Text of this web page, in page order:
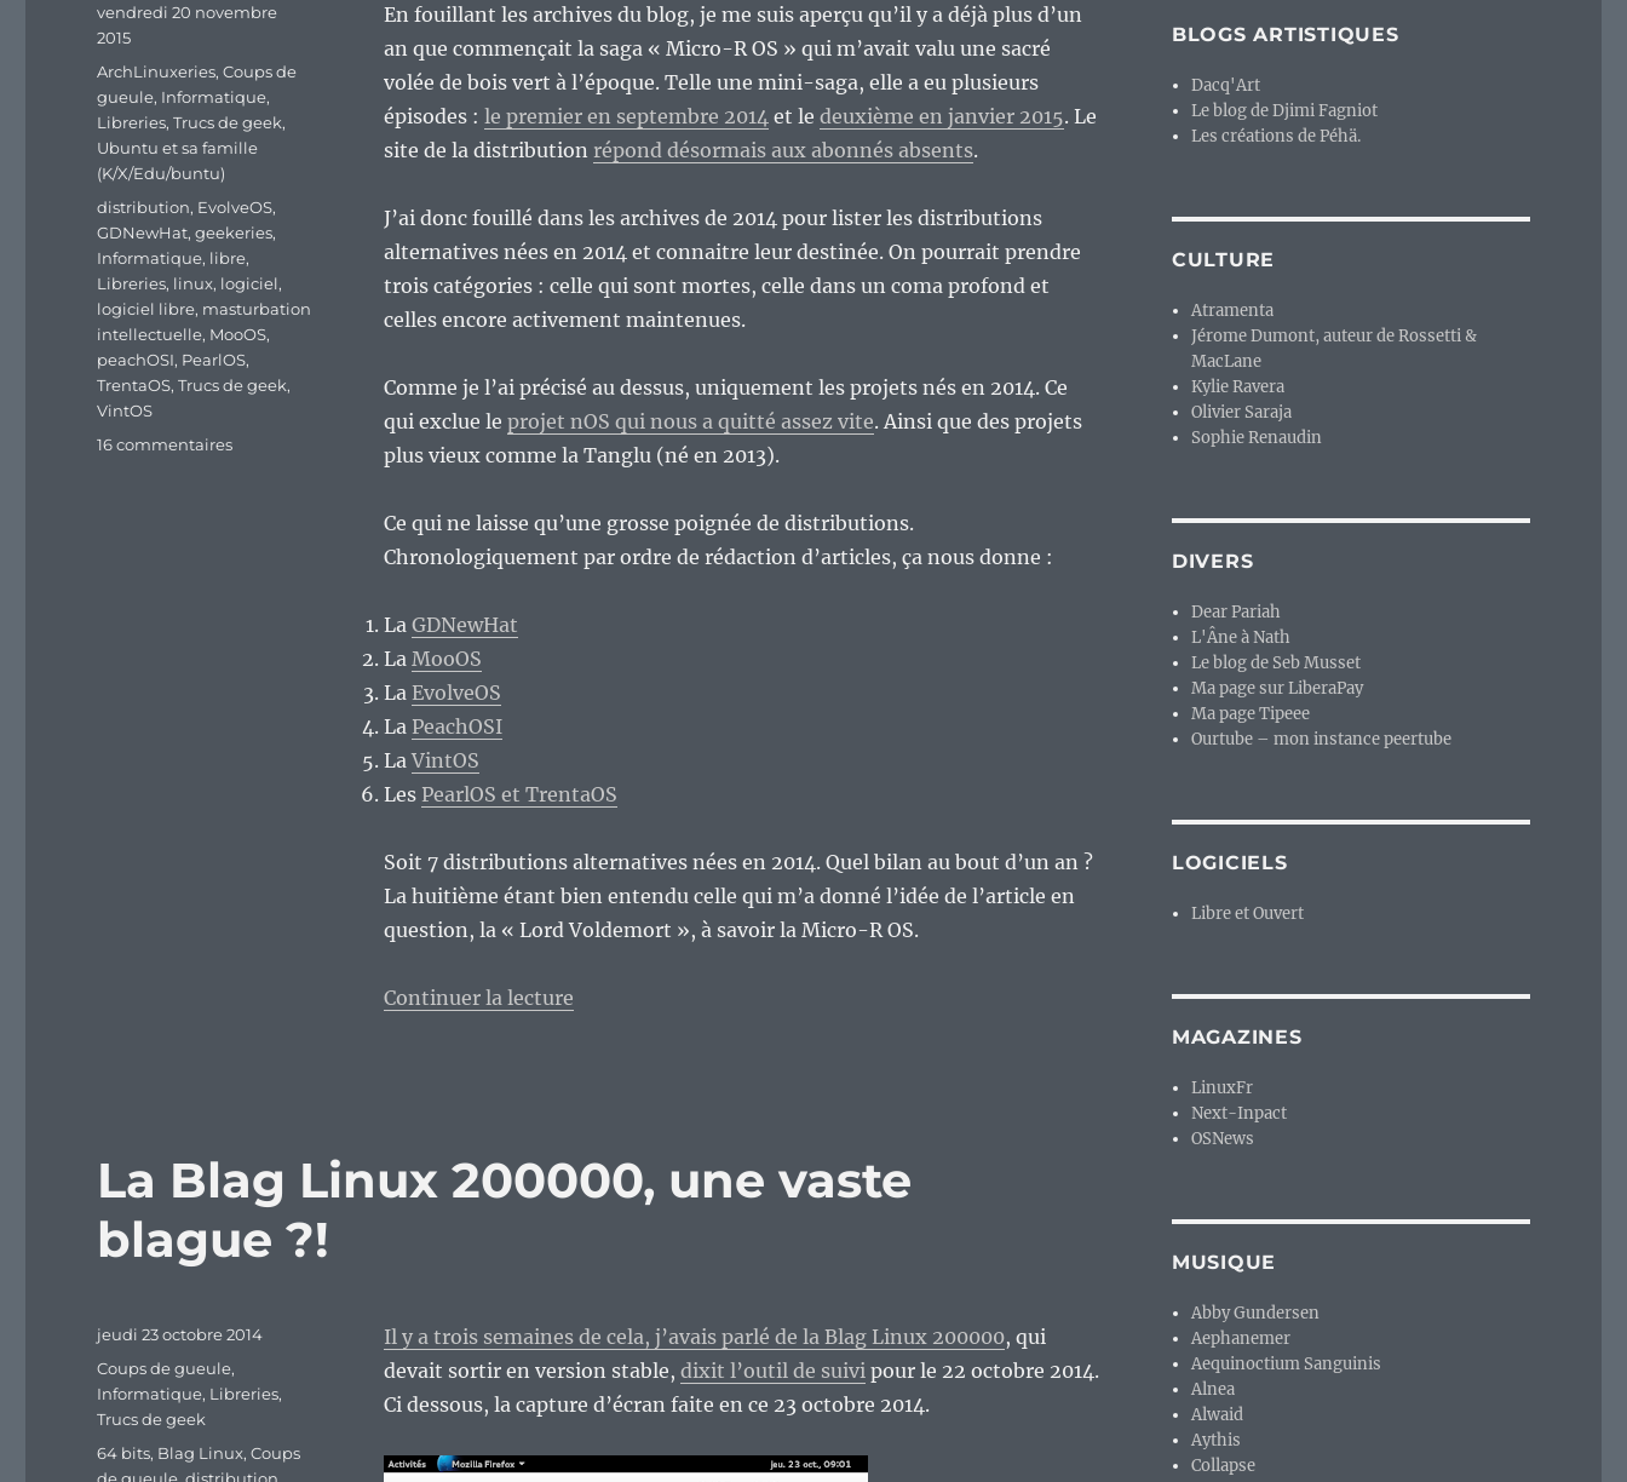
En fouillant les archives du blog, je me suis aperçu qu’il y a déjà plus d’un
an que commençait la saga « Micro-R OS » qui m’avait valu une sacré
volée de bois vert à l’époque. Telle une mini-saga, elle a eu plusieurs
épisodes : le premier en septembre 2014et le deuxième en janvier 2015. Le
site de la distribution répond désormais aux abonnés absents.
J’ai donc fouillé dans les archives de 2014 pour lister les distributions
alternatives nées en 2014 et connaitre leur destinée. On pourrait prendre
trois catégories : celle qui sont mortes, celle dans un coma profond et
celles encore activement maintenues.
Comme je l’ai précisé au dessus, uniquement les projets nés en 2014. Ce
qui exclue le projet nOS qui nous a quitté assez vite. Ainsi que des projets
plus vieux comme la Tanglu (né en 2013).
Ce qui ne laisse qu’une grosse poignée de distributions.
Chronologiquement par ordre de rédaction d’articles, ça nous donne :
La GDNewHat
La MooOS
La EvolveOS
La PeachOSI
LaVintOS
Les PearlOS et TrentaOS
Soit 7 distributions alternatives nées en 2014. Quel bilan au bout d’un an ?
La huitième étant bien entendu celle qui m’a donné l’idée de l’article en
question, la « Lord Voldemort », à savoir la Micro-R OS.
Continuer la lecturede « Que sont devenues les distributions GNU/Linux « alternatives » nées en 2014 dont j’ai parlé sur le blog
Publié
le
vendredi 20 novembre
2015
Catégories
ArchLinuxeries,Coups de
gueule, Informatique,
Libreries,Trucs de geek,
Ubuntu et sa famille
(K/X/Edu/buntu)
Étiquettes
distribution, EvolveOS,
GDNewHat,geekeries,
Informatique, libre,
Libreries, linux, logiciel,
logiciel libre, masturbation
intellectuelle, MooOS,
peachOSI, PearlOS,
TrentaOS,Trucs de geek,
VintOS
16 commentairessur
La Blag Linux 200000, une vaste
blague ?!
Il y a trois semaines de cela, j’avais parlé de la Blag Linux 200000, qui
devait sortir en version stable, dixit l’outil de suivipour le 22 octobre 2014.
Ci dessous, la capture d’écran faite en ce 23 octobre 2014.
Publié
jeudi 23 octobre 2014
Catégories
Coups de gueule,
Informatique, Libreries,
Trucs de geek
Étiquettes
64 bits, Blag Linux,Coups
BLOGS ARTISTIQUES
Dacq'Art
Le blog de Djimi Fagniot
Les créations de Péhä.
CULTURE
Atramenta
Jérome Dumont, auteur de Rossetti &
MacLane
Kylie Ravera
Olivier Saraja
Sophie Renaudin
DIVERS
Dear Pariah
L'Âne à Nath
Le blog de Seb Musset
Ma page sur LiberaPay
Ma page Tipeee
Ourtube – mon instance peertube
LOGICIELS
Libre et Ouvert
MAGAZINES
LinuxFr
Next-Inpact
OSNews
MUSIQUE
Abby Gundersen
Aephanemer
Aequinoctium Sanguinis
Alnea
Alwaid
Aythis
Collapse